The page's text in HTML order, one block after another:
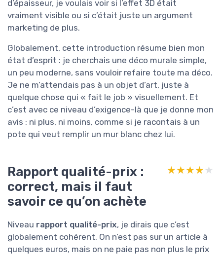
d’épaisseur, je voulais voir si l’effet 3D était
vraiment visible ou si c’était juste un argument
marketing de plus.
Globalement, cette introduction résume bien mon
état d’esprit : je cherchais une déco murale simple,
un peu moderne, sans vouloir refaire toute ma déco.
Je ne m’attendais pas à un objet d’art, juste à
quelque chose qui « fait le job » visuellement. Et
c’est avec ce niveau d’exigence-là que je donne mon
avis : ni plus, ni moins, comme si je racontais à un
pote qui veut remplir un mur blanc chez lui.
Rapport qualité-prix :
correct, mais il faut
savoir ce qu’on achète
★★★★★
★★★★★
Niveau rapport qualité-prix, je dirais que c’est
globalement cohérent. On n’est pas sur un article à
quelques euros, mais on ne paie pas non plus le prix